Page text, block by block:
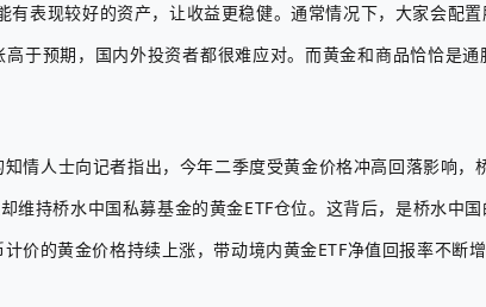
有表现较好的资产，让收益更稳健。通常情况下，大家会配
于预期，国内外投资者都很难应对。而黄金和商品恰恰是
情人士向记者指出，今年二季度受黄金价格冲高回落影响，
维持桥水中国私募基金的黄金ETF仓位。这背后，是桥水中
价的黄金价格持续上涨，带动境内黄金ETF净值回报率不断增